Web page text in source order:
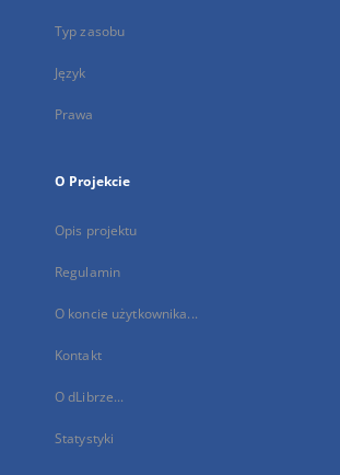
Typ zasobu
Język
Prawa
O Projekcie
Opis projektu
Regulamin
O koncie użytkownika...
Kontakt
O dLibrze...
Statystyki